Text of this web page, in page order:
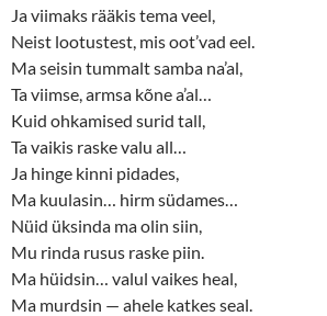
Ja viimaks rääkis tema veel,
Neist lootustest, mis oot’vad eel.
Ma seisin tummalt samba na’al,
Ta viimse, armsa kõne a’al…
Kuid ohkamised surid tall,
Ta vaikis raske valu all…
Ja hinge kinni pidades,
Ma kuulasin… hirm südames…
Nüid üksinda ma olin siin,
Mu rinda rusus raske piin.
Ma hüidsin… valul vaikes heal,
Ma murdsin — ahele katkes seal.